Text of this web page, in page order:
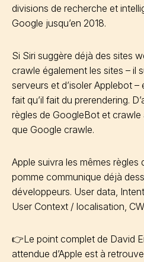
divisions de recherche et
Google jusqu’en 2018.
Si Siri suggère déjà des sites
crawle également les sites – il
serveurs et d’isoler Applebot
fait qu’il fait du prerendering.
règles de GoogleBot et
que Google crawle.
Apple suivra les mêmes règles
pomme communique déjà
développeurs. User data,
User Context / localisation,
👉Le point complet de David
attendue d’Apple est à